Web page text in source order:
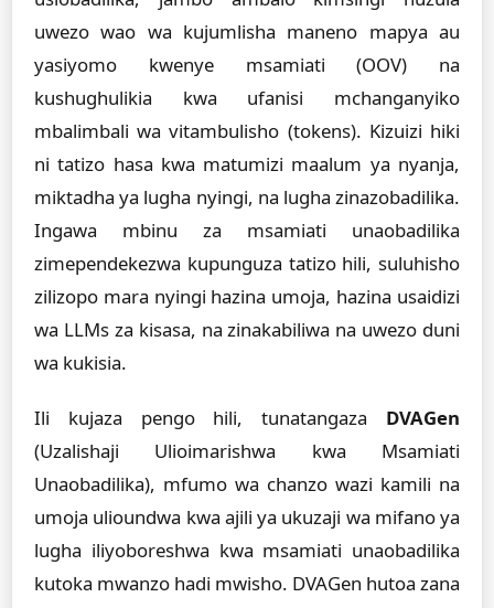
uwezo wao wa kujumlisha maneno mapya au
yasiyomo kwenye msamiati (OOV) na
kushughulikia kwa ufanisi mchanganyiko
mbalimbali wa vitambulisho (tokens). Kizuizi hiki
ni tatizo hasa kwa matumizi maalum ya nyanja,
miktadha ya lugha nyingi, na lugha zinazobadilika.
Ingawa mbinu za msamiati unaobadilika
zimependekezwa kupunguza tatizo hili, suluhisho
zilizopo mara nyingi hazina umoja, hazina usaidizi
wa LLMs za kisasa, na zinakabiliwa na uwezo duni
wa kukisia.
Ili kujaza pengo hili, tunatangaza DVAGen
(Uzalishaji Ulioimarishwa kwa Msamiati
Unaobadilika), mfumo wa chanzo wazi kamili na
umoja ulioundwa kwa ajili ya ukuzaji wa mifano ya
lugha iliyoboreshwa kwa msamiati unaobadilika
kutoka mwanzo hadi mwisho. DVAGen hutoa zana